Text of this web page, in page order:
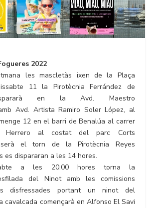
2022
les mascletàs ixen de la Plaça
11 la Pirotècnia Ferrández de
en la Avd. Maestro
Avd. Artista Ramiro Soler López, al
12 en el barri de Benalúa al carrer
Herrero al costat del parc Corts
serà el torn de la Pirotècnia Reyes
es dispararan a les 14 hores.
a les 20.00 hores torna la
del Ninot amb les comissions
disfressades portant un ninot del
cavalcada començarà en Alfonso El Savi